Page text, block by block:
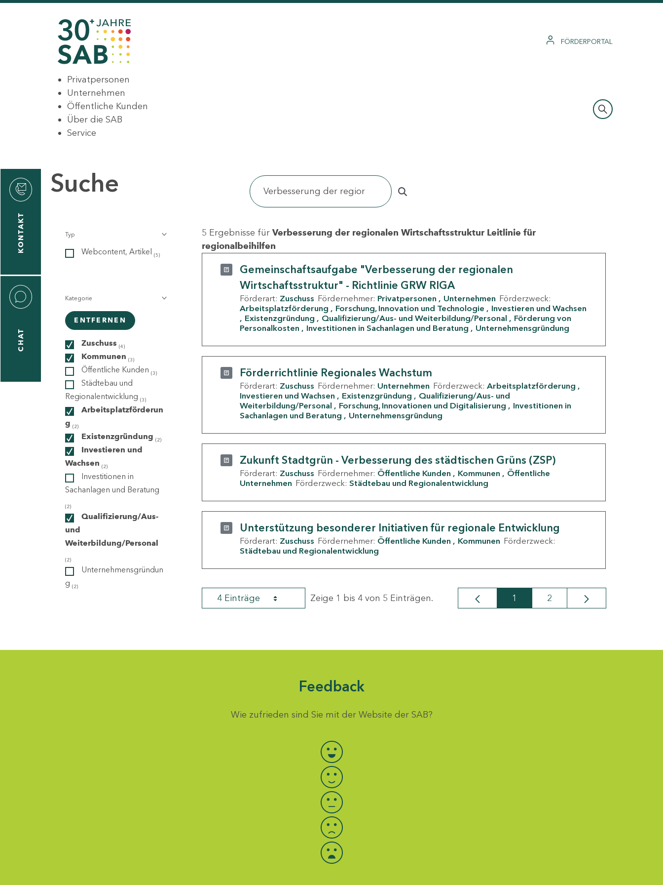
FÖRDERPORTAL
Privatpersonen
Unternehmen
Öffentliche Kunden
Über die SAB
Service
KONTAKT
CHAT
Suche
Typ
Webcontent, Artikel (5)
Kategorie
ENTFERNEN
Zuschuss (4)
Kommunen (3)
Öffentliche Kunden (3)
Städtebau und
Regionalentwicklung (3)
Arbeitsplatzförderun
g (2)
Existenzgründung (2)
Investieren und
Wachsen (2)
Investitionen in
Sachanlagen und Beratung
(2)
Qualifizierung/Aus-
und
Weiterbildung/Personal
(2)
Unternehmensgründun
g (2)
5 Ergebnisse für Verbesserung der regionalen Wirtschaftsstruktur Leitlinie für
regionalbeihilfen
Gemeinschaftsaufgabe "Verbesserung der regionalen
Wirtschaftsstruktur" - Richtlinie GRW RIGA
Förderart: Zuschuss Fördernehmer: Privatpersonen Unternehmen Förderzweck:
Arbeitsplatzförderung
Forschung, Innovation und Technologie
Investieren und Wachsen
Existenzgründung
Qualifizierung/Aus- und Weiterbildung/Personal
Förderung von
Personalkosten
Investitionen in Sachanlagen und Beratung Unternehmensgründung
Förderrichtlinie Regionales Wachstum
Förderart: Zuschuss Fördernehmer: Unternehmen Förderzweck: Arbeitsplatzförderung
Investieren und Wachsen
Existenzgründung
Qualifizierung/Aus- und
Weiterbildung/Personal
Forschung, Innovationen und Digitalisierung
Investitionen in
Sachanlagen und Beratung
Unternehmensgründung
Zukunft Stadtgrün - Verbesserung des städtischen Grüns (ZSP)
Förderart: Zuschuss Fördernehmer: Öffentliche Kunden Kommunen
Öffentliche
Unternehmen Förderzweck: Städtebau und Regionalentwicklung
Unterstützung besonderer Initiativen für regionale Entwicklung
Förderart: Zuschuss Fördernehmer: Öffentliche Kunden Kommunen Förderzweck:
Städtebau und Regionalentwicklung
4 Einträge Zeige 1 bis 4 von 5 Einträgen. Seite
1 Seite
2
Feedback
Wie zufrieden sind Sie mit der Website der SAB?
Bewertung auswählen